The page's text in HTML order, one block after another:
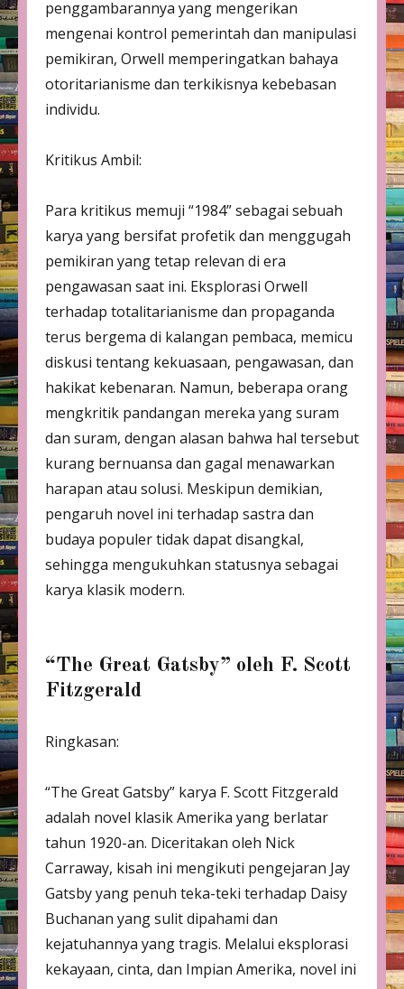
penggambarannya yang mengerikan
mengenai kontrol pemerintah dan manipulasi
pemikiran, Orwell memperingatkan bahaya
otoritarianisme dan terkikisnya kebebasan
individu.
Kritikus Ambil:
Para kritikus memuji “1984” sebagai sebuah
karya yang bersifat profetik dan menggugah
pemikiran yang tetap relevan di era
pengawasan saat ini. Eksplorasi Orwell
terhadap totalitarianisme dan propaganda
terus bergema di kalangan pembaca, memicu
diskusi tentang kekuasaan, pengawasan, dan
hakikat kebenaran. Namun, beberapa orang
mengkritik pandangan mereka yang suram
dan suram, dengan alasan bahwa hal tersebut
kurang bernuansa dan gagal menawarkan
harapan atau solusi. Meskipun demikian,
pengaruh novel ini terhadap sastra dan
budaya populer tidak dapat disangkal,
sehingga mengukuhkan statusnya sebagai
karya klasik modern.
“The Great Gatsby” oleh F. Scott
Fitzgerald
Ringkasan:
“The Great Gatsby” karya F. Scott Fitzgerald
adalah novel klasik Amerika yang berlatar
tahun 1920-an. Diceritakan oleh Nick
Carraway, kisah ini mengikuti pengejaran Jay
Gatsby yang penuh teka-teki terhadap Daisy
Buchanan yang sulit dipahami dan
kejatuhannya yang tragis. Melalui eksplorasi
kekayaan, cinta, dan Impian Amerika, novel ini